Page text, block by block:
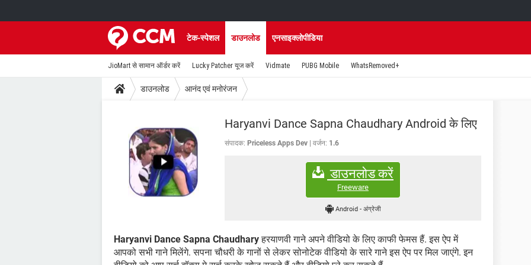
टेक-स्पेशल डाउनलोड एनसाइक्लोपीडिया
JioMart से सामान ऑर्डर करें Lucky Patcher यूज करें Vidmate PUBG Mobile WhatsRemoved+
डाउनलोड आनंद एवं मनोरंजन
Haryanvi Dance Sapna Chaudhary Android के लिए
संपादक: Priceless Apps Dev वर्जन: 1.6
डाउनलोड करें
Freeware
Android-अंग्रेजी
Haryanvi Dance Sapna Chaudharyहरयाणवी गाने अपने वीडियो के लिए काफी फेमस हैं. इस ऐप में
आपको सभी गाने मिलेंगे. सपना चौधरी के गानों से लेकर सोनोटेक वीडियो के सारे गाने इस ऐप पर मिल जाएंगे. इन